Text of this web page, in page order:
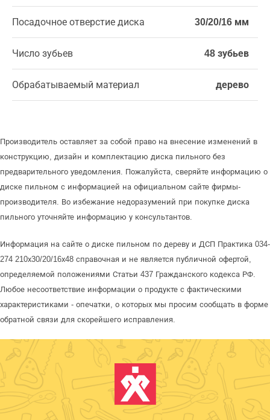
Посадочное отверстие диска 30/20/16 мм
Число зубьев 48 зубьев
Обрабатываемый материал дерево
Производитель оставляет за собой право на внесение изменений в
конструкцию, дизайн и комплектацию диска пильного без
предварительного уведомления. Пожалуйста, сверяйте информацию о
диске пильном с информацией на официальном сайте фирмы-
производителя. Во избежание недоразумений при покупке диска
пильного уточняйте информацию у консультантов.
Информация на сайте о диске пильном по дереву и ДСП Практика 034-
274 210х30/20/16х48 справочная и не является публичной офертой,
определяемой положениями Статьи 437 Гражданского кодекса РФ.
Любое несоответствие информации о продукте с фактическими
характеристиками - опечатки, о которых мы просим сообщать в форме
обратной связи для скорейшего исправления.